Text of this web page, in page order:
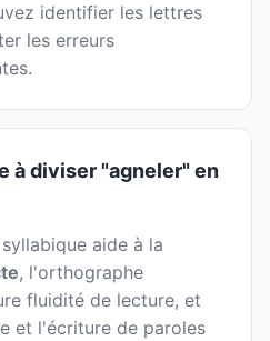
identifier les lettres
les erreurs
à diviser "agneler" en
aide à la
, l'orthographe
fluidité de lecture, et
et l'écriture de paroles